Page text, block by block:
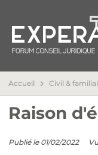
Accueil Civil & familial
Raison
Publié le 01/02/2022